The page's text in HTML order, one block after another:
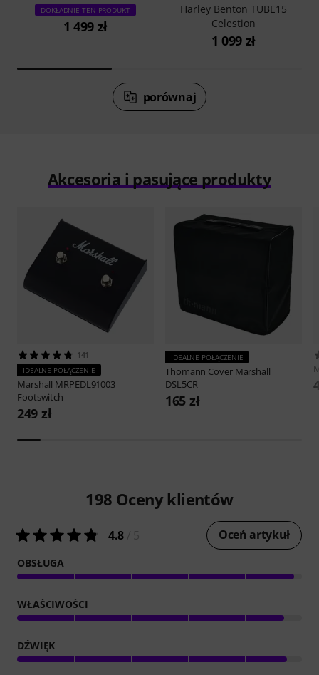
DOKŁADNIE TEN PRODUKT
1 499 zł
Harley Benton TUBE15
Celestion
1 099 zł
porównaj
Akcesoria i pasujące produkty
141
IDEALNE POŁĄCZENIE
Marshall MRPEDL91003
Footswitch
249 zł
IDEALNE POŁĄCZENIE
Thomann Cover Marshall
DSL5CR
165 zł
198 Oceny klientów
4.8 Oceń artykuł
OBSŁUGA
WŁAŚCIWOŚCI
DŹWIĘK